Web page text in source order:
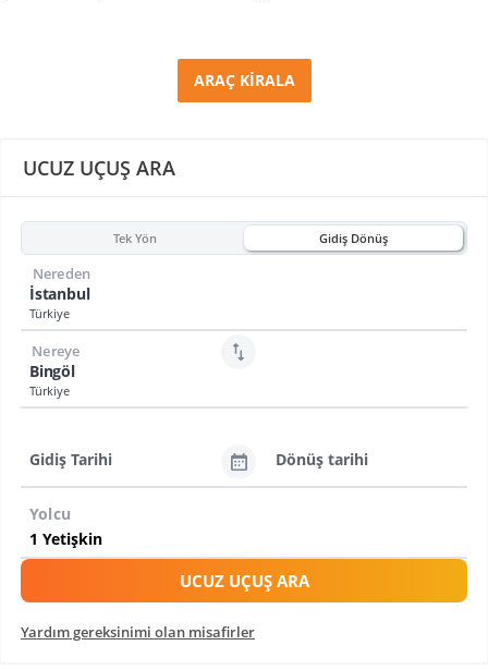
UCUZ UÇUŞ ARA
Tek Yön Gidiş Dönüş
İstanbul
Türkiye
Nereden
Bingöl
Türkiye
Nereye
Gidiş Tarihi Dönüş tarihi
Yolcu
UCUZ UÇUŞ ARA
Yardım gereksinimi olan misafirler
ARAÇ KİRALA